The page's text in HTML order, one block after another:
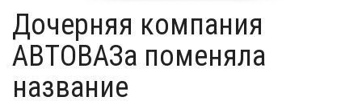
Дочерняя компания
АВТОВАЗа поменяла
название